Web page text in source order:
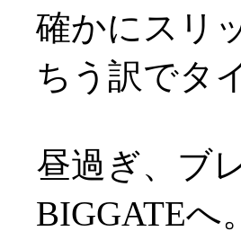
確かにスリ
ちう訳でタ
昼過ぎ、ブ
BIGGATEへ。